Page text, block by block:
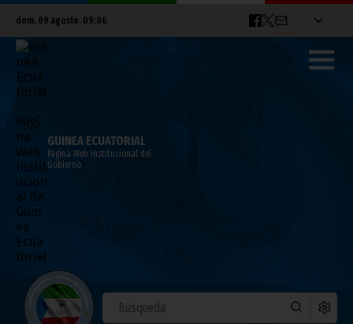
dom. 09 agosto, 09:06
GUINEA ECUATORIAL
Página Web Institucional del
Gobierno
La pareja presidencial inaugura un nuevo
centro escolar en Mongomo
agosto 01, 2011
Noticias Presidencia